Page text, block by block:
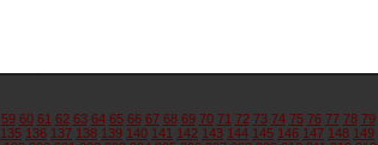
59 60 61 62 63 64 65 66 67 68 69 70 71 72 73 74 75 76 77 78 79
135 136 137 138 139 140 141 142 143 144 145 146 147 148 149